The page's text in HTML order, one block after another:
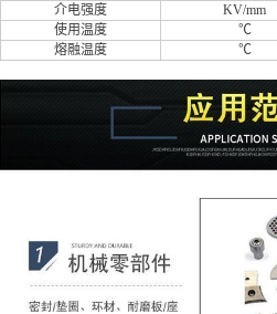
介电强度
KV/mm
使用温度
℃
熔融温度
℃